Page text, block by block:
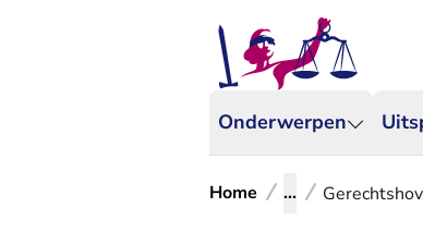
Onderwerpen
Home ...